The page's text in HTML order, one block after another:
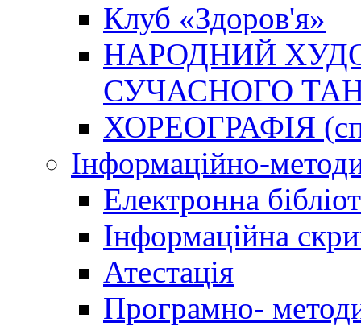
Клуб «Здоров'я»
НАРОДНИЙ
СУЧАСНОГО
ХОРЕОГРАФІЯ
Інформаційно-
Електронна
Інформаційна
Атестація
Програмно-